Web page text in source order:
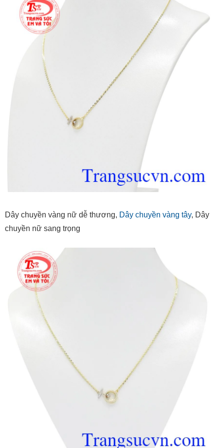
Dây chuyền vàng nữ dễ thương, Dây chuyền vàng tây, Dây
chuyền nữ sang trọng